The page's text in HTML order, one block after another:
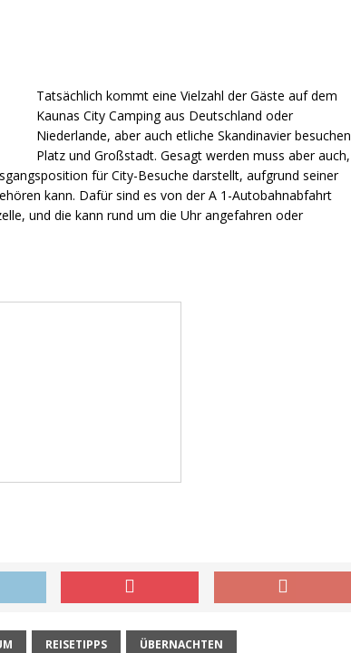
Tatsächlich kommt eine Vielzahl der Gäste auf dem
Kaunas City Camping aus Deutschland oder
Niederlande, aber auch etliche Skandinavier besuchen
Platz und Großstadt. Gesagt werden muss aber auch,
für City-Besuche darstellt, aufgrund seiner
kann. Dafür sind es von der A 1-Autobahnabfahrt
und die kann rund um die Uhr angefahren oder
REISETIPPS ÜBERNACHTEN